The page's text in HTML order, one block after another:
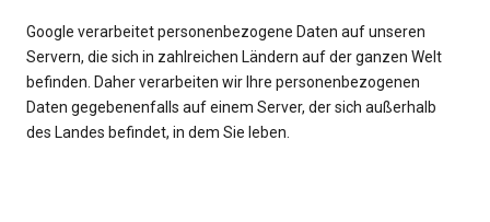
Google verarbeitet personenbezogene Daten auf unseren
Servern, die sich in zahlreichen Ländern auf der ganzen Welt
befinden. Daher verarbeiten wir Ihre personenbezogenen
Daten gegebenenfalls auf einem Server, der sich außerhalb
des Landes befindet, in dem Sie leben.